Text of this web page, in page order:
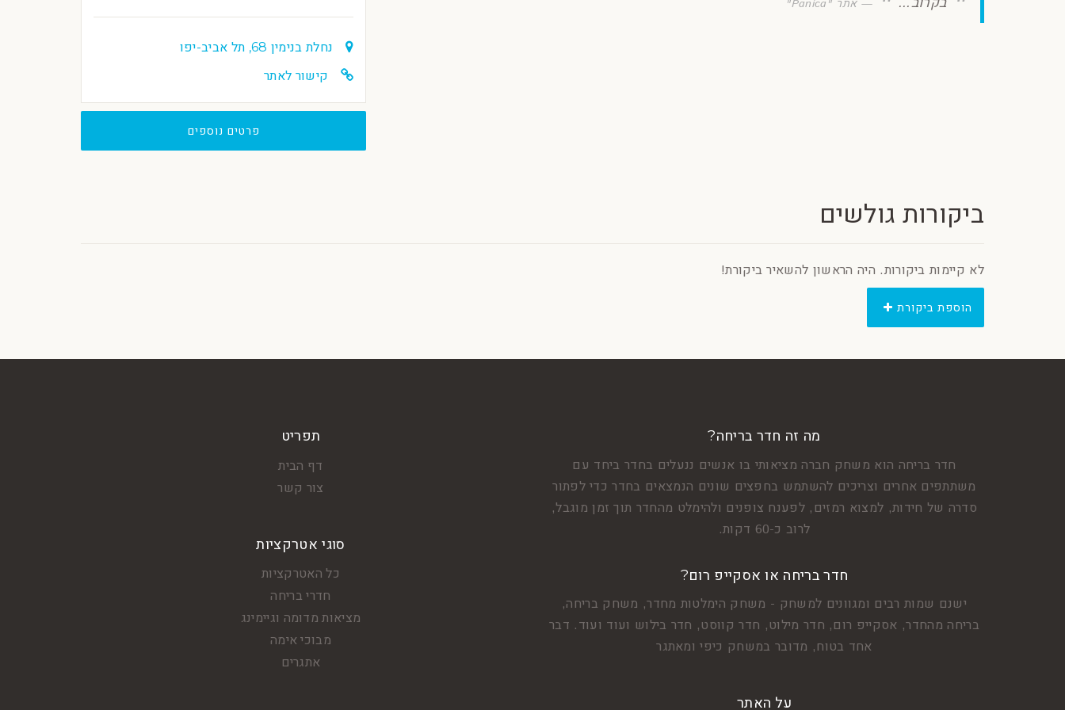
אתר "Panica"
נחלת בנימין 68, תל אביב-יפו
קישור לאתר
פרטים נוספים
ביקורות גולשים
לא קיימות ביקורות. היה הראשון להשאיר ביקורת!
הוספת ביקורת
מה זה חדר בריחה?
חדר בריחה הוא משחק חברה מציאותי בו אנשים ננעלים בחדר ביחד עם
משתתפים אחרים וצריכים להשתמש בחפצים שונים הנמצאים בחדר כדי לפתור
סדרה של חידות, למצוא רמזים, לפענח צופנים ולהימלט מהחדר תוך זמן מוגבל,
לרוב כ-60 דקות.
חדר בריחה או אסקייפ רום?
ישנם שמות רבים ומגוונים למשחק - משחק הימלטות מחדר, משחק בריחה,
בריחה מהחדר, אסקייפ רום, חדר מילוט, חדר קווסט, חדר בילוש ועוד ועוד. דבר
אחד בטוח, מדובר במשחק כיפי ומאתגר
על האתר
תפריט
דף הבית
צור קשר
סוגי אטרקציות
כל האטרקציות
חדרי בריחה
מציאות מדומה וגיימינג
מבוכי אימה
אתגרים